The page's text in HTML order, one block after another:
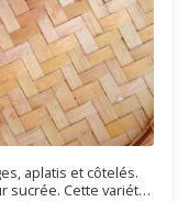
aplatis et côtelés.
sucrée. Cette variété